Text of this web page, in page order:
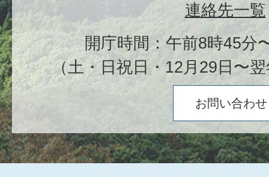
連絡先一覧
開庁時間：午前8時45分
（土・日祝日・12月29日〜
お問い合わせ